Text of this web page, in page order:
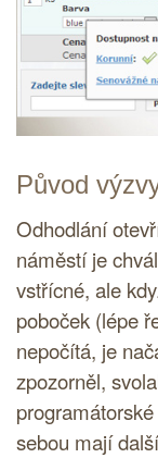
Původ
Odhodlání
náměstí je
vstřícné, ale
poboček (lépe
nepočítá, je
zpozorněl,
sebou mají